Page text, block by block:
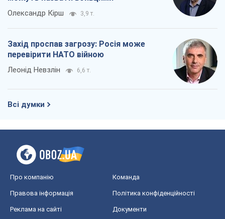
Олександр Кірш 3,9 т.
Захід проспав загрозу: Росія може
перевірити НАТО війною
Леонід Невзлін 6,6 т.
Всі думки
Про компанію Команда
Правова інформація Політика конфіденційності
Реклама на сайті Документи